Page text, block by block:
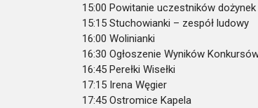
15:00 Powitanie uczestników dożynek
15:15 Stuchowianki – zespół ludowy
16:00 Wolinianki
16:30 Ogłoszenie Wyników
16:45 Perełki Wisełki
17:15 Irena Węgier
17:45 Ostromice Kapela